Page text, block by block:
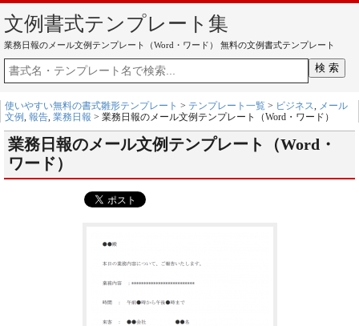
文例書式テンプレート集
業務日報のメール文例テンプレート（Word・ワード） 無料の文例書式テンプレート
使いやすい無料の書式雛形テンプレート > テンプレート一覧 > ビジネス, メール
文例, 報告, 業務日報 > 業務日報のメール文例テンプレート（Word・ワード）
業務日報のメール文例テンプレート（Word・
ワード）